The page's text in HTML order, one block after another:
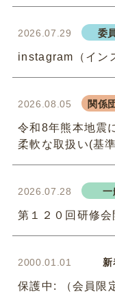
2026.07.29 委
instagram（イン
2026.08.05 関係
令和8年熊本地震
柔軟な取扱い(基
2026.07.28 一
第１２０回研修会
2000.01.01 新
保護中: （会員限